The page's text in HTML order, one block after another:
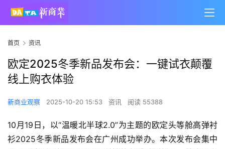
首页 资讯
欧定2025冬季新品发布会：一键试衣颠覆
线上购衣体验
新商业观察 2025-10-20 15:53 资讯 阅读 55388
10月19日，以“温暖北半球2.0”为主题的欧定头等舱高弹衬
衫2025冬季新品发布会在广州成功举办。本次发布会集中